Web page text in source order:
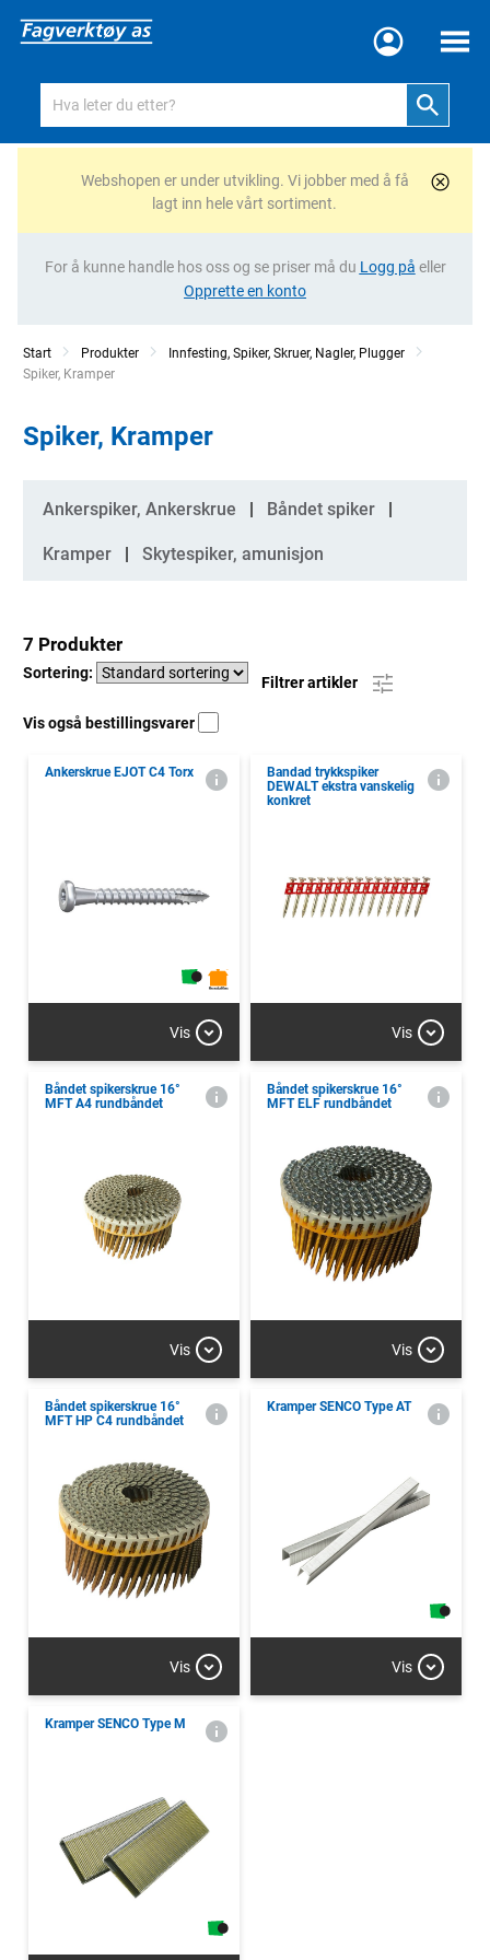
Meny
Webshopen er under utvikling. Vi jobber med å få
lagt inn hele vårt sortiment.
For å kunne handle hos oss og se priser må du Logg på eller
Opprette en konto
Start Produkter
Innfesting, Spiker, Skruer, Nagler, Plugger
Current:
Spiker, Kramper
Spiker, Kramper
Kategorier
Ankerspiker, Ankerskrue Båndet spiker
Kramper Skytespiker, amunisjon
7 Produkter
Sortering:
Filtrer artikler
Vis også bestillingsvarer
Ankerskrue EJOT C4 Torx
Vis
Bandad trykkspiker
DEWALT ekstra vanskelig
konkret
Vis
Båndet spikerskrue 16°
MFT A4 rundbåndet
Vis
Båndet spikerskrue 16°
MFT ELF rundbåndet
Vis
Båndet spikerskrue 16°
MFT HP C4 rundbåndet
Vis
Kramper SENCO Type AT
Vis
Kramper SENCO Type M